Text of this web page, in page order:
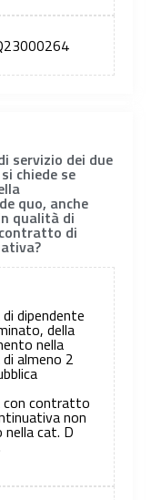
servizio dei due
chiede se
quo, anche
qualità di
di
dipendente
della
nella
almeno 2
con contratto
non
cat. D